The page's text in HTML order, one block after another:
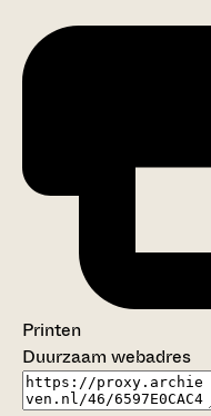
Printen
Duurzaam webadres